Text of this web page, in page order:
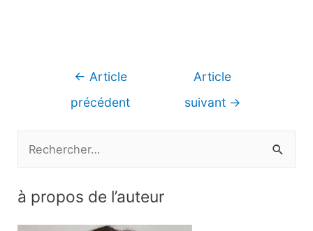
Navigation
← Article
précédent
Article
suivant →
h
à propos de l’auteur